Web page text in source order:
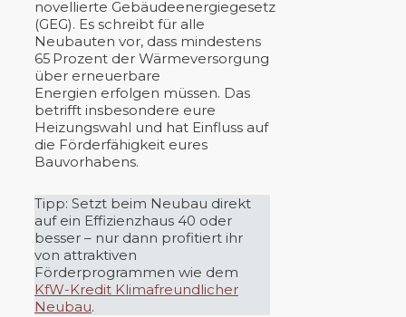
novellierte Gebäudeenergiegesetz
(GEG). Es schreibt für alle
Neubauten vor, dass mindestens
65 Prozent der Wärmeversorgung
über erneuerbare
Energien erfolgen müssen. Das
betrifft insbesondere eure
Heizungswahl und hat Einfluss auf
die Förderfähigkeit eures
Bauvorhabens.
Tipp: Setzt beim Neubau direkt
auf ein Effizienzhaus 40 oder
besser – nur dann profitiert ihr
von attraktiven
Förderprogrammen wie dem
KfW-Kredit Klimafreundlicher
Neubau.